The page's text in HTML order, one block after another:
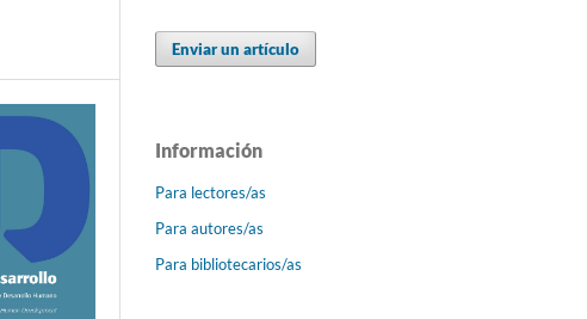
Enviar un artículo
Información
Para lectores/as
Para autores/as
Para bibliotecarios/as